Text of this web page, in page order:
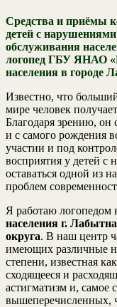
Средства и приёмы
детей с
обслуживания
логопед ГБУ ЯНАО
населения в городе
Известно, что
мире человек
Благодаря зрению, он
и с самого рождения
участии и под
восприятия у детей с
оставаться одной из
проблем
Я работаю логопедом
населения г.
округа. В наш центр
имеющих различные
степени, известная
сходящееся и
астигматизм и, самое
вышеперечисленных,